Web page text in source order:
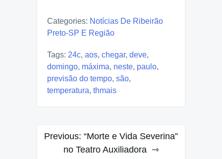
Categories: Notícias De Ribeirão
Preto-SP E Região
Tags: 24c, aos, chegar, deve,
domingo, máxima, neste, paulo,
previsão do tempo, são,
temperatura, thmais
Post
navigation
Previous: “Morte e Vida Severina”
no Teatro Auxiliadora